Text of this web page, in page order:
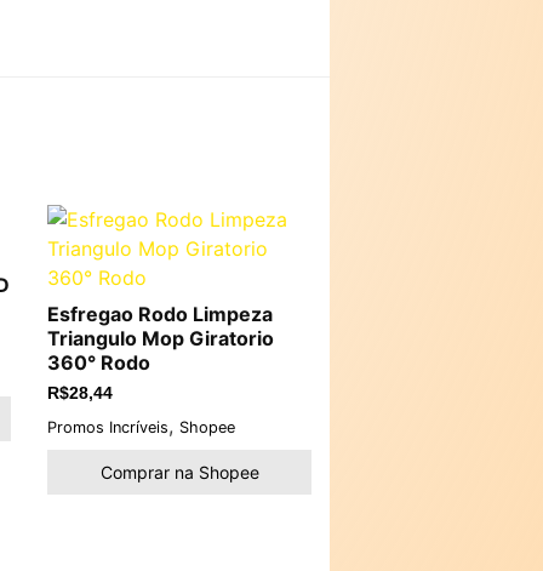
Esfregao Rodo Limpeza
Triangulo Mop Giratorio
360° Rodo
R$28,44
Promos Incríveis, Shopee
Comprar na Shopee